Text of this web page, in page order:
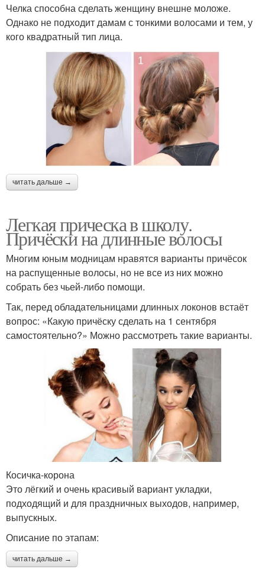
Челка способна сделать женщину внешне моложе.
Однако не подходит дамам с тонкими волосами и тем, у
кого квадратный тип лица.
читать дальше →
Легкая прическа в школу.
Причёски на длинные волосы
Многим юным модницам нравятся варианты причёсок
на распущенные волосы, но не все из них можно
собрать без чьей-либо помощи.
Так, перед обладательницами длинных локонов встаёт
вопрос: «Какую причёску сделать на 1 сентября
самостоятельно?» Можно рассмотреть такие варианты.
Косичка-корона
Это лёгкий и очень красивый вариант укладки,
подходящий и для праздничных выходов, например,
выпускных.
Описание по этапам:
читать дальше →